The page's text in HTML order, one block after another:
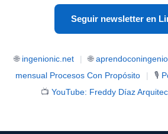
Seguir newsletter en
🌐 ingenionic.net | 🌐
mensual Procesos Con Propósito
| 🎙️
📺 YouTube: Freddy Díaz